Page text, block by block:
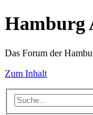
Hamburg
Das Forum der
Zum Inhalt